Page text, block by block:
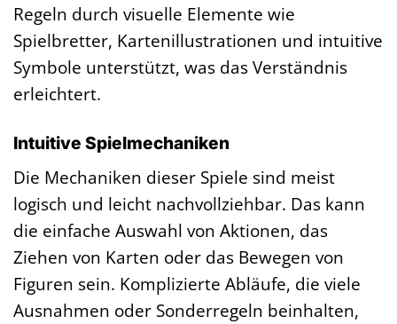
Regeln durch visuelle Elemente wie
Spielbretter, Kartenillustrationen und intuitive
Symbole unterstützt, was das Verständnis
erleichtert.
Intuitive Spielmechaniken
Die Mechaniken dieser Spiele sind meist
logisch und leicht nachvollziehbar. Das kann
die einfache Auswahl von Aktionen, das
Ziehen von Karten oder das Bewegen von
Figuren sein. Komplizierte Abläufe, die viele
Ausnahmen oder Sonderregeln beinhalten,